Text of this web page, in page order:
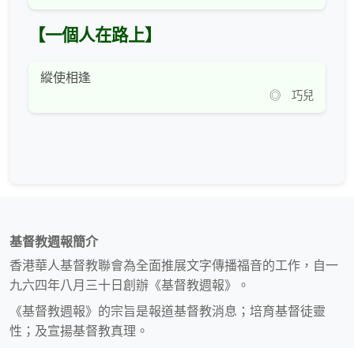
【一個人在路上】
縱使相逢
◎ 巧兒
基督教週報簡介
香港華人基督教聯會為全面推展文字傳播福音的工作，自一
九六四年八月三十日創辦《基督教週報》。
《基督教週報》的宗旨是報道基督教消息；培育基督徒靈
性；及宣揚基督教真理。